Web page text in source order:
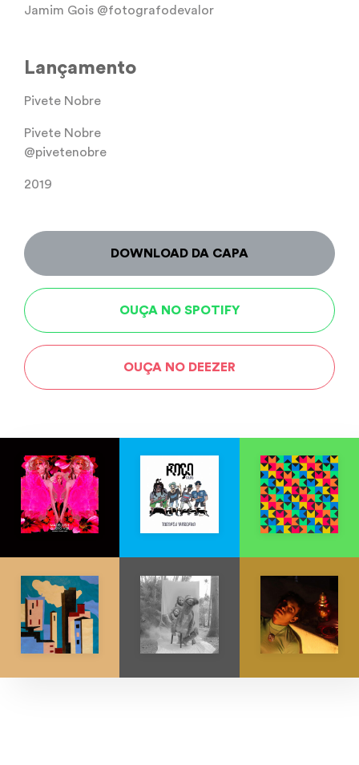
Jamim Gois @fotografodevalor⁠
Lançamento
Pivete Nobre⁠
Pivete Nobre
@pivetenobre⁠
2019
DOWNLOAD DA CAPA
OUÇA NO SPOTIFY
OUÇA NO DEEZER